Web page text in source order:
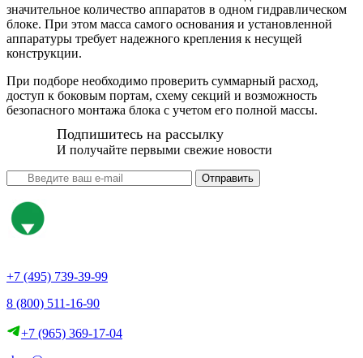
значительное количество аппаратов в одном гидравлическом
блоке. При этом масса самого основания и установленной
аппаратуры требует надежного крепления к несущей
конструкции.
При подборе необходимо проверить суммарный расход,
доступ к боковым портам, схему секций и возможность
безопасного монтажа блока с учетом его полной массы.
Подпишитесь на рассылку
И получайте первыми свежие новости
Отправить
+7 (495) 739-39-99
8 (800) 511-16-90
+7 (965) 369-17-04